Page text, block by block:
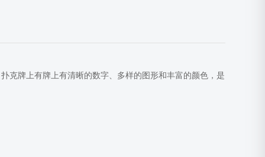
克牌上有牌上有清晰的数字、多样的图形和丰富的颜色，是